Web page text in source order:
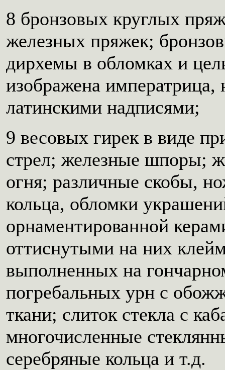
8 бронзовых круглых
железных пряжек;
дирхемы в обломках и
изображена императрица,
латинскими надписями;
9 весовых гирек в виде
стрел; железные шпоры;
огня; различные скобы,
кольца, обломки
орнаментированной
оттиснутыми на них
выполненных на
погребальных урн с
ткани; слиток стекла с
многочисленные
серебряные кольца и т.д.